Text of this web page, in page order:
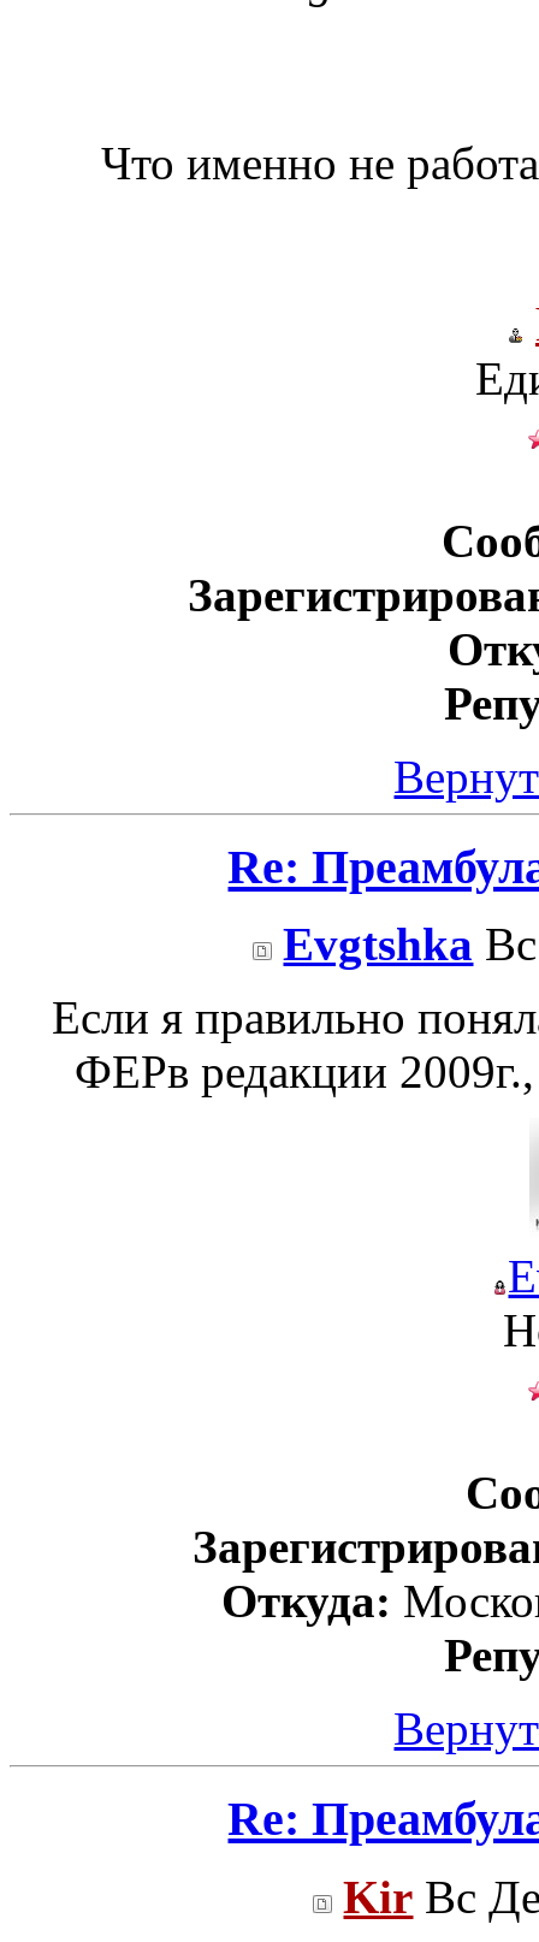
Что именно не
Re:
Evgtshka
Если я правильно
ФЕРв редакции
Откуда:
Re:
Kir Вс